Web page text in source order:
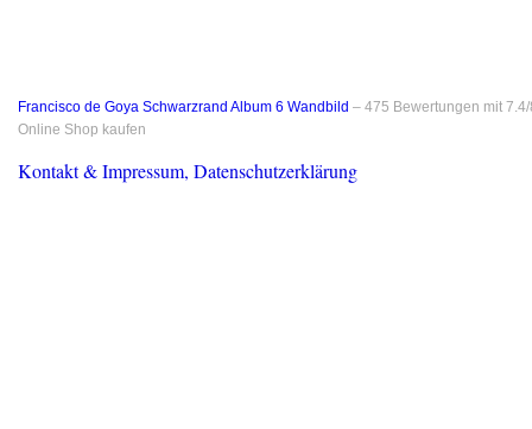
Francisco de Goya Schwarzrand Album 6 Wandbild – 475 Bewertungen mit 7.4/
Online Shop kaufen
Kontakt & Impressum, Datenschutzerklärung